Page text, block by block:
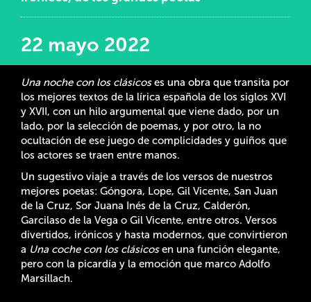
22 mayo 2022
Una noche con los clásicoses una obra que transita por
los mejores textos de la lírica española de los siglos XVI
y XVII, con un hilo argumental que viene dado, por un
lado, por la selección de poemas, y por otro, la no
ocultación de ese juego de complicidades y guiños que
los actores se traen entre manos.
Un sugestivo viaje a través de los versos de nuestros
mejores poetas: Góngora, Lope, Gil Vicente, San Juan
de la Cruz, Sor Juana Inés de la Cruz, Calderón,
Garcilaso de la Vega o Gil Vicente, entre otros. Versos
divertidos, irónicos y hasta modernos, que convirtieron
a Una coche con los clásicosen una función elegante,
pero con la picardía y la emoción que marco Adolfo
Marsillach.